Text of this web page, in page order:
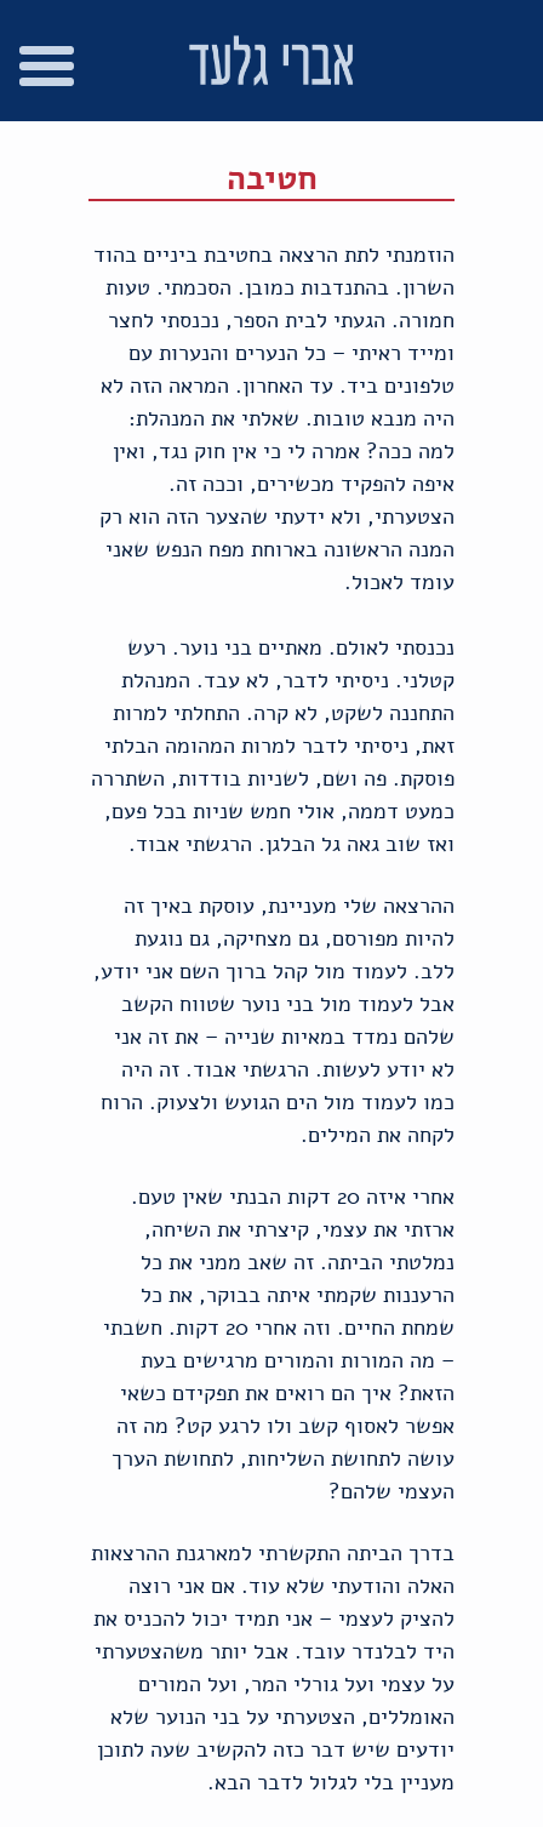
חטיבה
הוזמנתי לתת הרצאה בחטיבת ביניים בהוד
השרון. בהתנדבות כמובן. הסכמתי. טעות
חמורה. הגעתי לבית הספר, נכנסתי לחצר
ומייד ראיתי – כל הנערים והנערות עם
טלפונים ביד. עד האחרון. המראה הזה לא
היה מנבא טובות. שאלתי את המנהלת:
למה ככה? אמרה לי כי אין חוק נגד, ואין
איפה להפקיד מכשירים, וככה זה.
הצטערתי, ולא ידעתי שהצער הזה הוא רק
המנה הראשונה בארוחת מפח הנפש שאני
עומד לאכול.
נכנסתי לאולם. מאתיים בני נוער. רעש
קטלני. ניסיתי לדבר, לא עבד. המנהלת
התחננה לשקט, לא קרה. התחלתי למרות
זאת, ניסיתי לדבר למרות המהומה הבלתי
פוסקת. פה ושם, לשניות בודדות, השתררה
כמעט דממה, אולי חמש שניות בכל פעם,
ואז שוב גאה גל הבלגן. הרגשתי אבוד.
ההרצאה שלי מעניינת, עוסקת באיך זה
להיות מפורסם, גם מצחיקה, גם נוגעת
ללב. לעמוד מול קהל ברוך השם אני יודע,
אבל לעמוד מול בני נוער שטווח הקשב
שלהם נמדד במאיות שנייה – את זה אני
לא יודע לעשות. הרגשתי אבוד. זה היה
כמו לעמוד מול הים הגועש ולצעוק. הרוח
לקחה את המילים.
אחרי איזה 20 דקות הבנתי שאין טעם.
ארזתי את עצמי, קיצרתי את השיחה,
נמלטתי הביתה. זה שאב ממני את כל
הרעננות שקמתי איתה בבוקר, את כל
שמחת החיים. וזה אחרי 20 דקות. חשבתי
– מה המורות והמורים מרגישים בעת
הזאת? איך הם רואים את תפקידם כשאי
אפשר לאסוף קשב ולו לרגע קט? מה זה
עושה לתחושת השליחות, לתחושת הערך
העצמי שלהם?
בדרך הביתה התקשרתי למארגנת ההרצאות
האלה והודעתי שלא עוד. אם אני רוצה
להציק לעצמי – אני תמיד יכול להכניס את
היד לבלנדר עובד. אבל יותר משהצטערתי
על עצמי ועל גורלי המר, ועל המורים
האומללים, הצטערתי על בני הנוער שלא
יודעים שיש דבר כזה להקשיב שעה לתוכן
מעניין בלי לגלול לדבר הבא.